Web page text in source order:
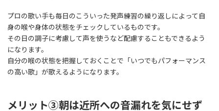
プロの歌い手も毎日のこういった発声練習の繰り返しによって自
身の喉や身体の状態をチェックしているものです。
その日の調子に考慮して声を使うなど配慮することもできるよう
になります。
自分の喉の状態を把握しておくことで「いつでもパフォーマンス
の高い歌」が歌えるようになります。
メリット③朝は近所への音漏れを気にせず